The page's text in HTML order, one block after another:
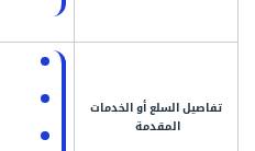
تفاصيل السلع أو الخدمات
المقدمة